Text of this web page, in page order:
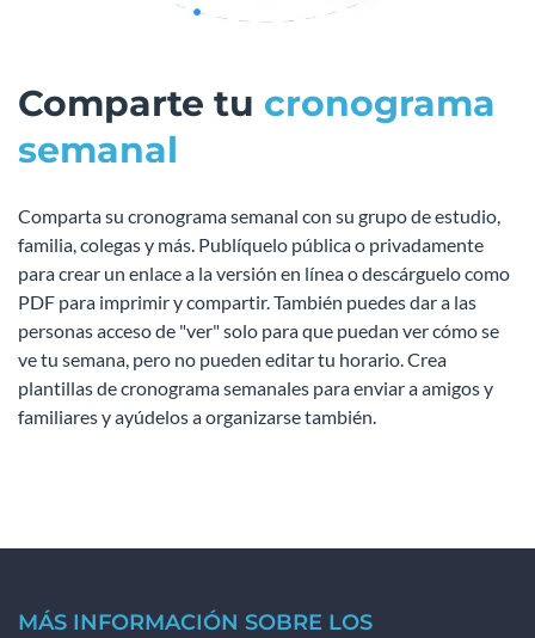
Comparte tu cronograma
semanal
Comparta su cronograma semanal con su grupo de estudio,
familia, colegas y más. Publíquelo pública o privadamente
para crear un enlace a la versión en línea o descárguelo como
PDF para imprimir y compartir. También puedes dar a las
personas acceso de "ver" solo para que puedan ver cómo se
ve tu semana, pero no pueden editar tu horario. Crea
plantillas de cronograma semanales para enviar a amigos y
familiares y ayúdelos a organizarse también.
MÁS INFORMACIÓN SOBRE LOS